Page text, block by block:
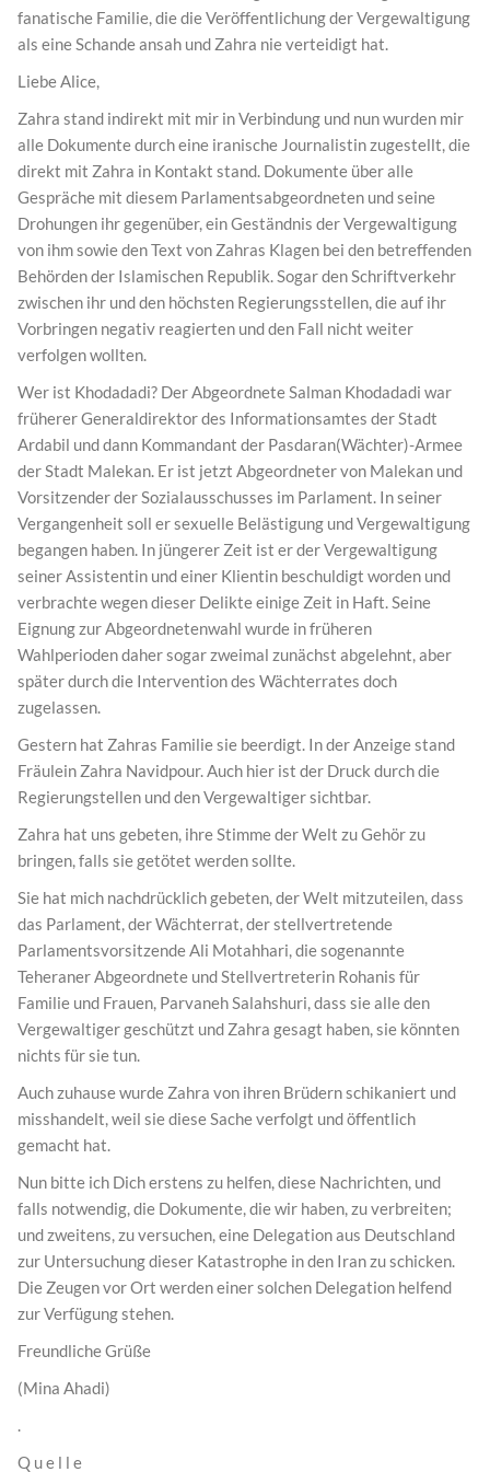
fanatische Familie, die die Veröffentlichung der Vergewaltigung
als eine Schande ansah und Zahra nie verteidigt hat.
Liebe Alice,
Zahra stand indirekt mit mir in Verbindung und nun wurden mir
alle Dokumente durch eine iranische Journalistin zugestellt, die
direkt mit Zahra in Kontakt stand. Dokumente über alle
Gespräche mit diesem Parlamentsabgeordneten und seine
Drohungen ihr gegenüber, ein Geständnis der Vergewaltigung
von ihm sowie den Text von Zahras Klagen bei den betreffenden
Behörden der Islamischen Republik. Sogar den Schriftverkehr
zwischen ihr und den höchsten Regierungsstellen, die auf ihr
Vorbringen negativ reagierten und den Fall nicht weiter
verfolgen wollten.
Wer ist Khodadadi? Der Abgeordnete Salman Khodadadi war
früherer Generaldirektor des Informationsamtes der Stadt
Ardabil und dann Kommandant der Pasdaran(Wächter)-Armee
der Stadt Malekan. Er ist jetzt Abgeordneter von Malekan und
Vorsitzender der Sozialausschusses im Parlament. In seiner
Vergangenheit soll er sexuelle Belästigung und Vergewaltigung
begangen haben. In jüngerer Zeit ist er der Vergewaltigung
seiner Assistentin und einer Klientin beschuldigt worden und
verbrachte wegen dieser Delikte einige Zeit in Haft. Seine
Eignung zur Abgeordnetenwahl wurde in früheren
Wahlperioden daher sogar zweimal zunächst abgelehnt, aber
später durch die Intervention des Wächterrates doch
zugelassen.
Gestern hat Zahras Familie sie beerdigt. In der Anzeige stand
Fräulein Zahra Navidpour. Auch hier ist der Druck durch die
Regierungstellen und den Vergewaltiger sichtbar.
Zahra hat uns gebeten, ihre Stimme der Welt zu Gehör zu
bringen, falls sie getötet werden sollte.
Sie hat mich nachdrücklich gebeten, der Welt mitzuteilen, dass
das Parlament, der Wächterrat, der stellvertretende
Parlamentsvorsitzende Ali Motahhari, die sogenannte
Teheraner Abgeordnete und Stellvertreterin Rohanis für
Familie und Frauen, Parvaneh Salahshuri, dass sie alle den
Vergewaltiger geschützt und Zahra gesagt haben, sie könnten
nichts für sie tun.
Auch zuhause wurde Zahra von ihren Brüdern schikaniert und
misshandelt, weil sie diese Sache verfolgt und öffentlich
gemacht hat.
Nun bitte ich Dich erstens zu helfen, diese Nachrichten, und
falls notwendig, die Dokumente, die wir haben, zu verbreiten;
und zweitens, zu versuchen, eine Delegation aus Deutschland
zur Untersuchung dieser Katastrophe in den Iran zu schicken.
Die Zeugen vor Ort werden einer solchen Delegation helfend
zur Verfügung stehen.
Freundliche Grüße
(Mina Ahadi)
.
Q u e l l e